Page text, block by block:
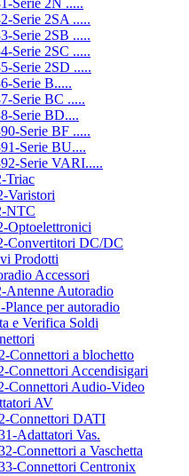
Serie 2N .....
Serie 2SA .....
Serie 2SB .....
Serie 2SC .....
Serie 2SD .....
Serie B.....
Serie BC .....
Serie BD....
Serie BF .....
Serie BU....
Serie VARI.....
Triac
Varistori
NTC
Optoelettronici
Convertitori DC/DC
Prodotti
Accessori
Antenne Autoradio
Plance per autoradio
e Verifica Soldi
Connettori a blochetto
Connettori Accendisigari
Connettori Audio-Video
AV
Connettori DATI
Adattatori Vas.
Connettori a Vaschetta
Connettori Centronix